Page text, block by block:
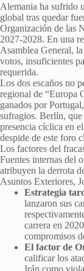
Alemania ha sufrido
global tras quedar
Organización de las
2027-2028. En una
Asamblea General,
votos, insuficientes
requerida.
Los dos escaños no
regional de “Europa
ganados por
sufragios. Berlín, que
presencia cíclica en
despide de este foro
Los factores del
Fuentes internas del
atribuyen la derrota
Asuntos Exteriores,
Estrategia
lanzaron sus
carrera en
compromisos
El factor de
calificar los
Irán como